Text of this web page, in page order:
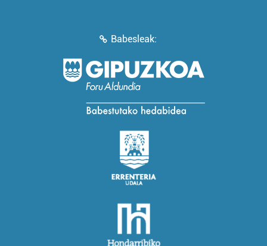
Babesleak: